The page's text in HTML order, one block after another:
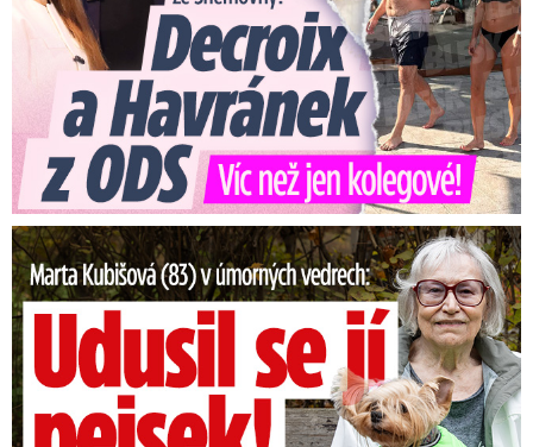
Marta Kubišová (83) v úmorných vedrech: Udusil se jí pejsek!